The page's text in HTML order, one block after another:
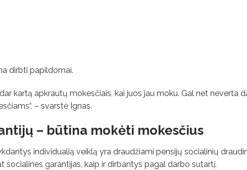
dirbti papildomai.
dar kartą apkrautų mokesčiais, kai juos jau moku. Gal net neverta
– svarstė Ignas.
– būtina mokėti mokesčius
individualią veiklą yra draudžiami pensijų socialinių
socialines garantijas, kaip ir dirbantys pagal darbo sutartį.